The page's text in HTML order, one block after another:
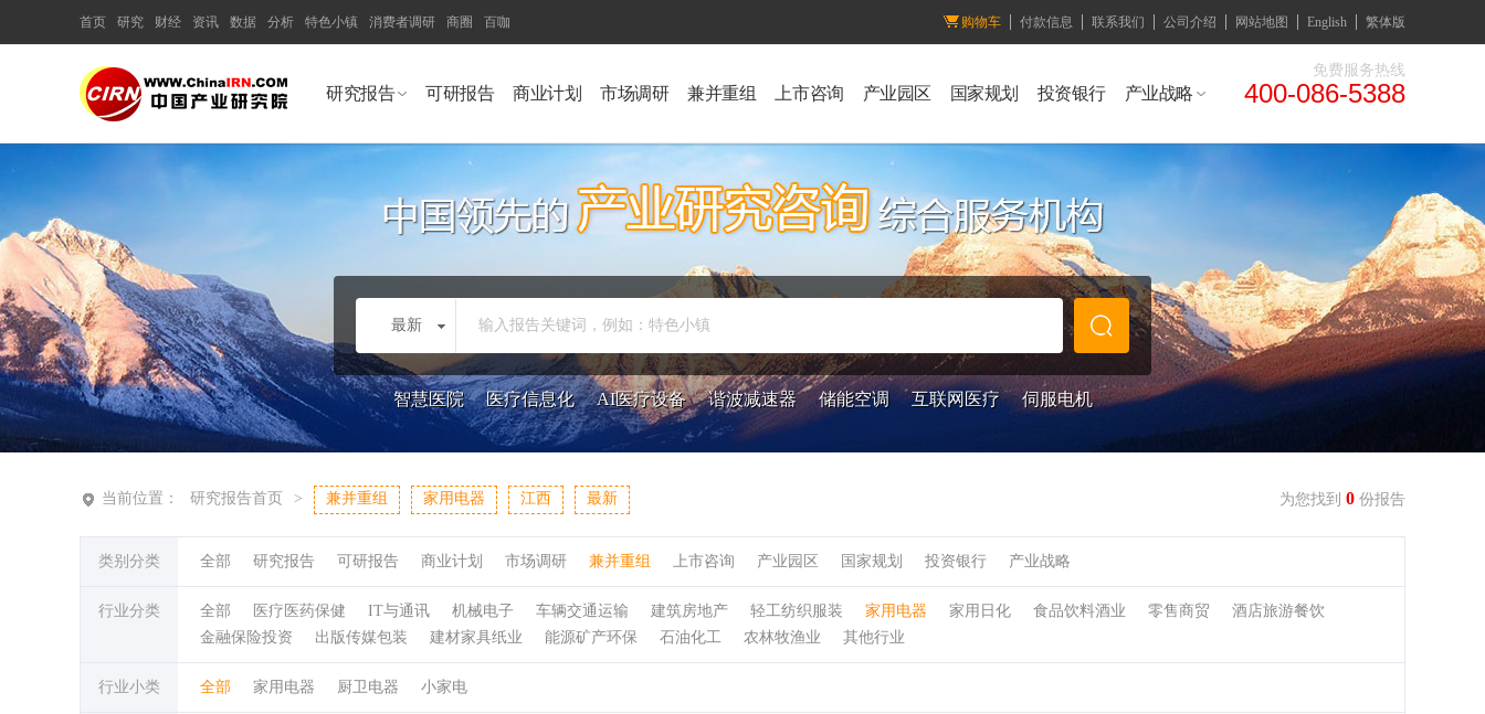
首页 研究 财经 资讯 数据 分析 特色小镇 消费者调研 商圈 百咖 购物车 付款信息 联系我们 公司介绍 网站地图 English 繁体版
研究报告 可研报告 商业计划 市场调研 兼并重组 上市咨询 产业园区 国家规划 投资银行 产业战略
免费服务热线
400-086-5388
输入报告关键词，例如：特色小镇
最新
智慧医院 医疗信息化 AI医疗设备 谐波减速器 储能空调 互联网医疗 伺服电机
当前位置： 研究报告首页 > 兼并重组 家用电器 江西 最新 为您找到 0 份报告
类别分类 全部 研究报告 可研报告 商业计划 市场调研 兼并重组 上市咨询 产业园区 国家规划 投资银行 产业战略
行业分类 全部 医疗医药保健 IT与通讯 机械电子 车辆交通运输 建筑房地产 轻工纺织服装 家用电器 家用日化 食品饮料酒业 零售商贸
酒店旅游餐饮
金融保险投资
出版传媒包装 建材家具纸业 能源矿产环保 石油化工 农林牧渔业 其他行业
行业小类 全部 家用电器 厨卫电器 小家电